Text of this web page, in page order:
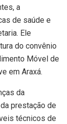
a
de saúde e
Ele
do convênio
Móvel de
em Araxá.
da
prestação de
técnicos de